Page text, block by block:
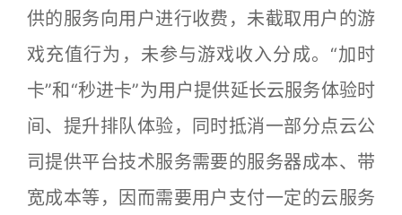
供的服务向用户进行收费，未截取用户的游
戏充值行为，未参与游戏收入分成。“加时
卡”和“秒进卡”为用户提供延长云服务体验时
间、提升排队体验，同时抵消一部分点云公
司提供平台技术服务需要的服务器成本、带
宽成本等，因而需要用户支付一定的云服务